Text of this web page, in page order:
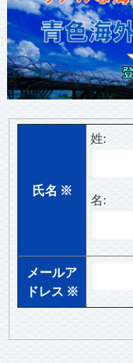
氏名 ※
姓:
名:
メールア
ドレス ※